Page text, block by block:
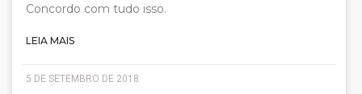
Concordo com tudo isso.
LEIA MAIS
5 DE SETEMBRO DE 2018